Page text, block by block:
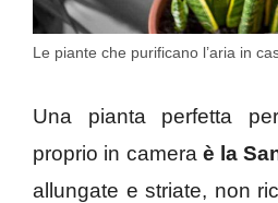
Le piante che purificano l’aria in
Una pianta perfetta
proprio in camera è la
allungate e striate, non